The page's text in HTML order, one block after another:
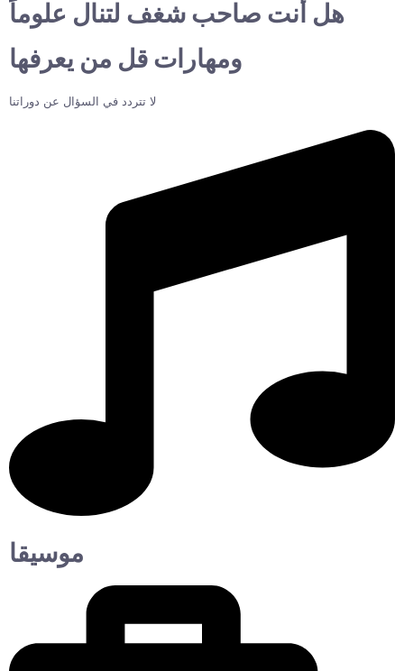
هل أنت صاحب شغف لتنال علوماً
ومهارات قل من يعرفها
لا تتردد في السؤال عن دوراتنا
موسيقا